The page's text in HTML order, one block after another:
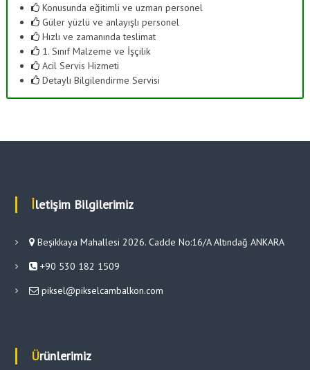
Konusunda eğitimli ve uzman personel
Güler yüzlü ve anlayışlı personel
Hızlı ve zamanında teslimat
1. Sınıf Malzeme ve İşçilik
Acil Servis Hizmeti
Detaylı Bilgilendirme Servisi
İletişim Bilgilerimiz
Beşikkaya Mahallesi 2026. Cadde No:16/A Altındağ ANKARA
+90 530 182 1509
piksel@pikselcambalkon.com
Ürünlerimiz